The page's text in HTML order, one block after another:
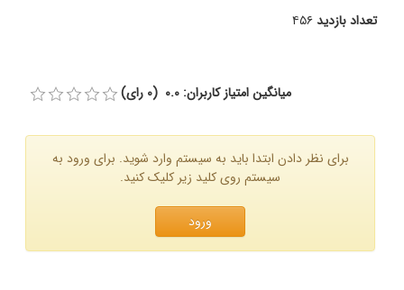
تعداد بازدید۴۵۶
میانگین امتیاز کاربران: 0.0 (0 رای)
برای نظر دادن ابتدا باید به سیستم وارد شوید. برای ورود به
سیستم روی کلید زیر کلیک کنید.
ورود